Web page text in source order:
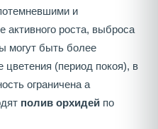
и
роста, выброса
могут быть более
(период покоя), в
ограничена а
полив орхидей по